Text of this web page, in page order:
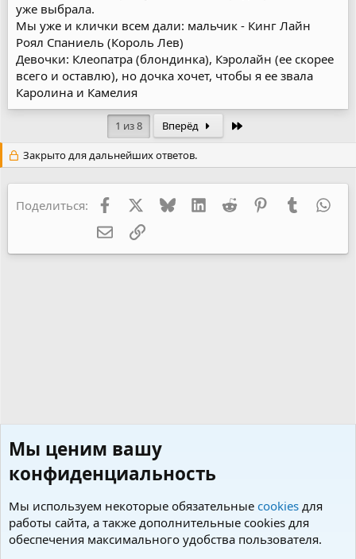
уже выбрала.
Мы уже и клички всем дали: мальчик - Кинг Лайн
Роял Спаниель (Король Лев)
Девочки: Клеопатра (блондинка), Кэролайн (ее скорее
всего и оставлю), но дочка хочет, чтобы я ее звала
Каролина и Камелия
1 из 8 Вперёд
Закрыто для дальнейших ответов.
Поделиться: Facebook BlueskyLinkedInReddit PinterestTumblr
Электронная почта
Ссылка
Предлагаем щенков
Мы ценим вашу
конфиденциальность
Мы используем некоторые обязательные cookies для
работы сайта, а также дополнительные cookies для
обеспечения максимального удобства пользователя.